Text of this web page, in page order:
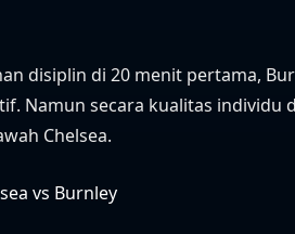
disiplin di 20 menit pertama,
Namun secara kualitas individu
Chelsea.
vs Burnley